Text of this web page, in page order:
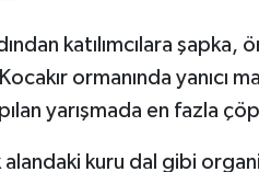
katılımcılara
ormanında yanıcı
yarışmada en fazla
alandaki kuru dal gibi